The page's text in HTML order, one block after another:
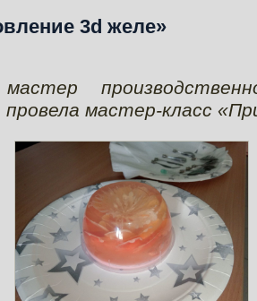
3d желе»
мастер-класс